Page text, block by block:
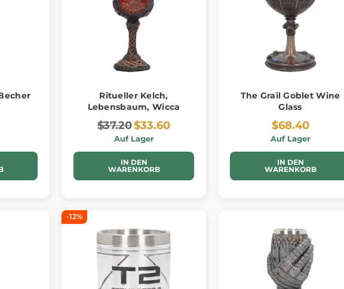
Ritueller Kelch,
Lebensbaum, Wicca
$37.20$33.60
Auf Lager
IN DEN
WARENKORB
The Grail Goblet Wine
Glass
$68.40
Auf Lager
IN DEN
WARENKORB
-12%